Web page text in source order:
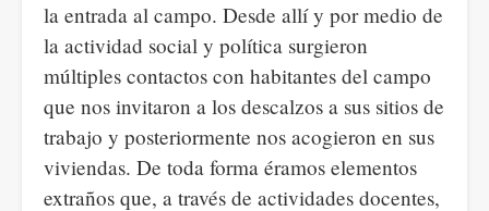
la entrada al campo. Desde allí y por medio de
la actividad social y política surgieron
múltiples contactos con habitantes del campo
que nos invitaron a los descalzos a sus sitios de
trabajo y posteriormente nos acogieron en sus
viviendas. De toda forma éramos elementos
extraños que, a través de actividades docentes,